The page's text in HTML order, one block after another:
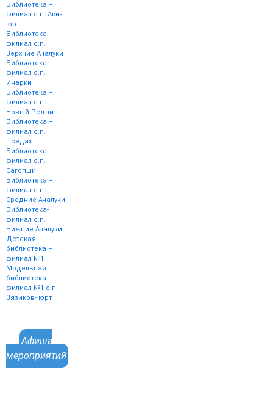
Библиотека –
филиал с.п. Аки-
юрт
Библиотека –
филиал с.п.
Верхние Ачалуки
Библиотека –
филиал с.п.
Инарки
Библиотека –
филиал с.п.
Новый-Редант
Библиотека –
филиал с.п.
Пседах
Библиотека –
филиал с.п.
Сагопши
Библиотека –
филиал с.п.
Средние Ачалуки
Библиотека-
филиал с.п.
Нижние Ачалуки
Детская
библиотека –
филиал №1
Модельная
библиотека —
филиал №1 с.п.
Зязиков- юрт
Афиша
мероприятий